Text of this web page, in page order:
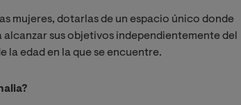
mujeres, dotarlas de un espacio único donde
sus objetivos independientemente del
la edad en la que se encuentre.